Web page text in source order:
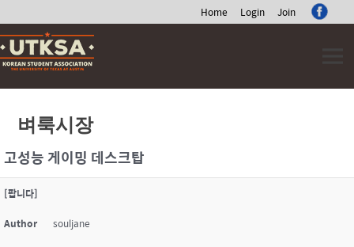
Home Login Join
Skip
to
content
벼룩시장
고성능 게이밍 데스크탑
[팝니다]
Author souljane